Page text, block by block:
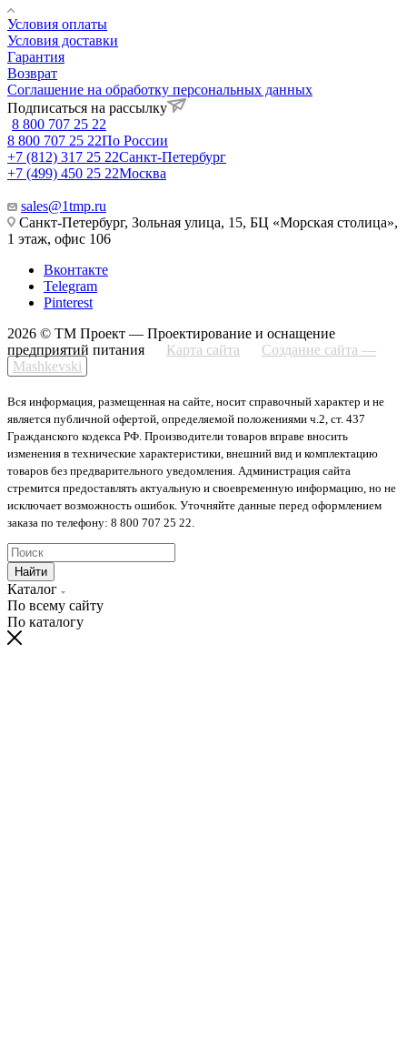
Условия оплаты
Условия доставки
Гарантия
Возврат
Соглашение на обработку персональных данных
Подписаться на рассылку
8 800 707 25 22
8 800 707 25 22По России
+7 (812) 317 25 22Санкт-Петербург
+7 (499) 450 25 22Москва
sales@1tmp.ru
Санкт-Петербург, Зольная улица, 15, БЦ «Морская столица»,
1 этаж, офис 106
Вконтакте
Telegram
Pinterest
2026 © ТМ Проект — Проектирование и оснащение
предприятий питания
Карта сайта
Создание сайта —
Mashkevski
Вся информация, размещенная на сайте, носит справочный характер и не
является публичной офертой, определяемой положениями ч.2, ст. 437
Гражданского кодекса РФ. Производители товаров вправе вносить
изменения в технические характеристики, внешний вид и комплектацию
товаров без предварительного уведомления. Администрация сайта
стремится предоставлять актуальную и своевременную информацию, но не
исключает возможность ошибок. Уточняйте данные перед оформлением
заказа по телефону: 8 800 707 25 22.
Найти
Каталог
По всему сайту
По каталогу